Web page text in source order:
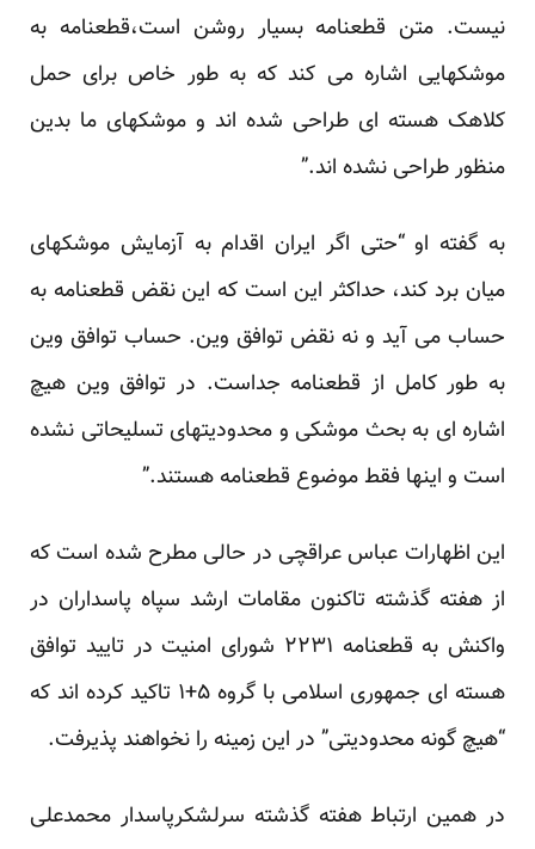
نیست. متن قطعنامه بسیار روشن است،قطعنامه به
موشکهایی اشاره می کند که به طور خاص برای حمل
کلاهک هسته ای طراحی شده اند و موشکهای ما بدین
منظور طراحی نشده اند.”
به گفته او “حتی اگر ایران اقدام به آزمایش موشکهای
میان برد کند، حداکثر این است که این نقض قطعنامه به
حساب می آید و نه نقض توافق وین. حساب توافق وین
به طور کامل از قطعنامه جداست. در توافق وین هیچ
اشاره ای به بحث موشکی و محدودیتهای تسلیحاتی نشده
است و اینها فقط موضوع قطعنامه هستند.”
این اظهارات عباس عراقچی در حالی مطرح شده است که
از هفته گذشته تاکنون مقامات ارشد سپاه پاسداران در
واکنش به قطعنامه ۲۲۳۱ شورای امنیت در تایید توافق
هسته ای جمهوری اسلامی با گروه ۵+۱ تاکید کرده اند که
“هیچ گونه محدودیتی” در این زمینه را نخواهند پذیرفت.
در همین ارتباط هفته گذشته سرلشکرپاسدار محمدعلی